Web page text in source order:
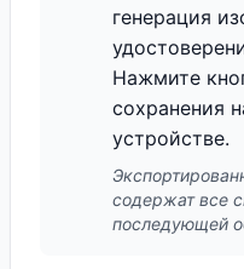
генерация
Нажмите
сохранения
устройстве.
содержат все
последующей